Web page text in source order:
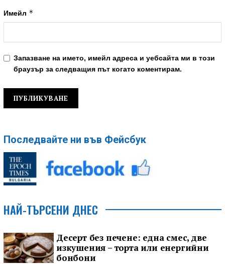
Имейл *
Запазване на името, имейл адреса и уебсайта ми в този
браузър за следващия път когато коментирам.
Последвайте ни във Фейсбук
НАЙ-ТЪРСЕНИ ДНЕС
Десерт без печене: една смес, две
изкушения – торта или енергийни
бонбони